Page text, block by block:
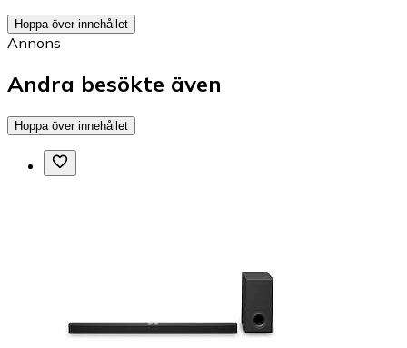
Hoppa över innehållet
Annons
Andra besökte även
Hoppa över innehållet